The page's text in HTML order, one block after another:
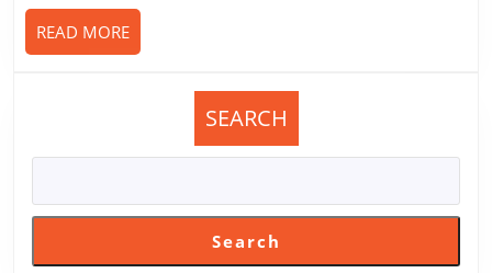
READ MOREREAD
MORE
SEARCH
Search